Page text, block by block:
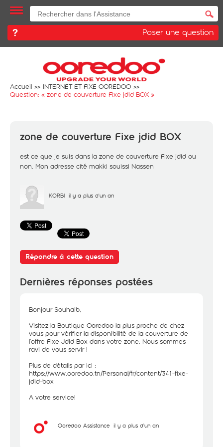
Poser une question
Accueil
INTERNET ET FIXE OOREDOO
Question: « zone de couverture Fixe jdid BOX »
zone de couverture Fixe jdid BOX
est ce que je suis dans la zone de couverture Fixe jdid ou
non. Mon adresse cité makki souissi Nassen
KORBI il y a plus d'un an
Répondre à cette question
Dernières réponses postées
Bonjour Souhaib,
Visitez la Boutique Ooredoo la plus proche de chez
vous pour vérifier la disponibilité de la couverture de
l’offre Fixe Jdid Box dans votre zone. Nous sommes
ravi de vous servir !
Plus de détails par ici :
https://www.ooredoo.tn/Personal/fr/content/341-fixe-
jdid-box
A votre service!
Ooredoo Assistance il y a plus d'un an